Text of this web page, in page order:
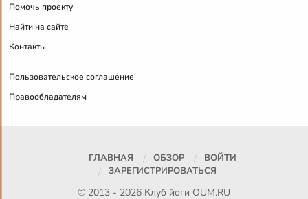
Помочь проекту
Найти на сайте
Контакты
Пользовательское соглашение
Правообладателям
ГЛАВНАЯ ОБЗОР
ВОЙТИ
ЗАРЕГИСТРИРОВАТЬСЯ
© 2013 - 2026 Клуб йоги OUM.RU